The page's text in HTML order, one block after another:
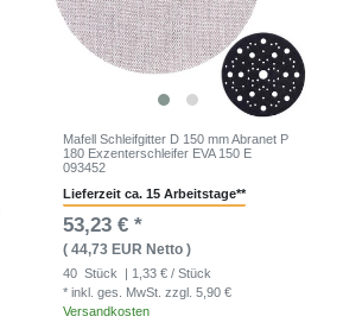
Mafell Schleifgitter D 150 mm Abranet P
180 Exzenterschleifer EVA 150 E
093452
Lieferzeit ca. 15 Arbeitstage**
53,23 € *
( 44,73 EUR Netto )
40 Stück
| 1,33 € / Stück
* inkl. ges. MwSt. zzgl. 5,90 €
Versandkosten